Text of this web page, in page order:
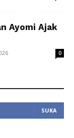
Ayomi Ajak
0
SUKA